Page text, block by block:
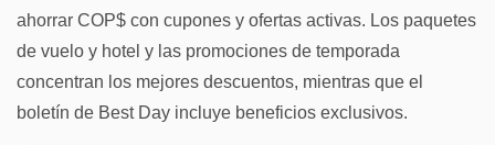
ahorrar COP$ con cupones y ofertas activas. Los paquetes
de vuelo y hotel y las promociones de temporada
concentran los mejores descuentos, mientras que el
boletín de Best Day incluye beneficios exclusivos.